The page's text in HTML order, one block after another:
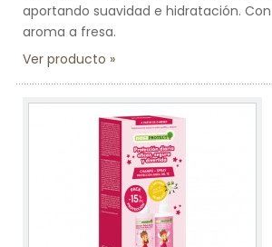
aportando suavidad e hidratación.
aroma a fresa.
Ver producto